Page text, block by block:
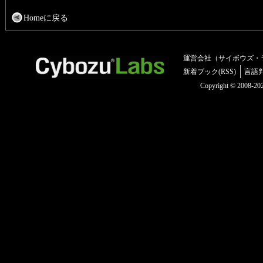
Homeに戻る
運営会社（サイボウズ・
新着ブック(RSS)
言語
Copyright © 2008-